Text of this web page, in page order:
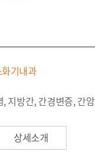
기내과
, 지방간, 간경변증, 간암
상세소개